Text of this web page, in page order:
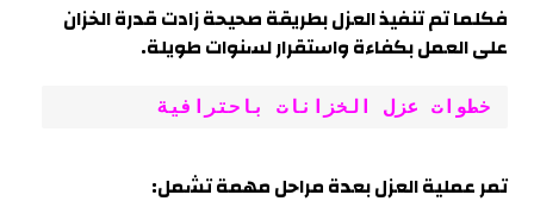
فكلما تم تنفيذ العزل بطريقة صحيحة زادت قدرة الخزان
على العمل بكفاءة واستقرار لسنوات طويلة.
خطوات عزل الخزانات باحترافية
تمر عملية العزل بعدة مراحل مهمة تشمل: